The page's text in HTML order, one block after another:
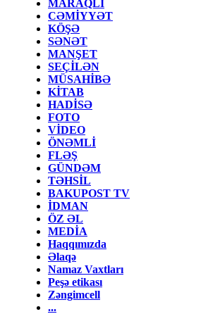
MARAQLI
CƏMİYYƏT
KÖŞƏ
SƏNƏT
MANŞET
SEÇİLƏN
MÜSAHİBƏ
KİTAB
HADİSƏ
FOTO
VİDEO
ÖNƏMLİ
FLƏŞ
GÜNDƏM
TƏHSİL
BAKUPOST TV
İDMAN
ÖZ ƏL
MEDİA
Haqqımızda
Əlaqə
Namaz Vaxtları
Peşə etikası
Zəngimcell
...